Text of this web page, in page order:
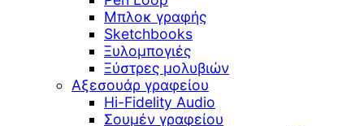
Μπλοκ γραφής
Sketchbooks
Ξυλομπογιές
Ξύστρες μολυβιών
Αξεσουάρ γραφείου
Hi-Fidelity Audio
Σουμέν γραφείου